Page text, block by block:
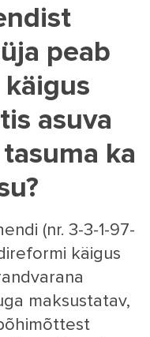
MAIN
peab
asuva
ka
(nr. 3-3-1-97-
käigus
maksustatav,